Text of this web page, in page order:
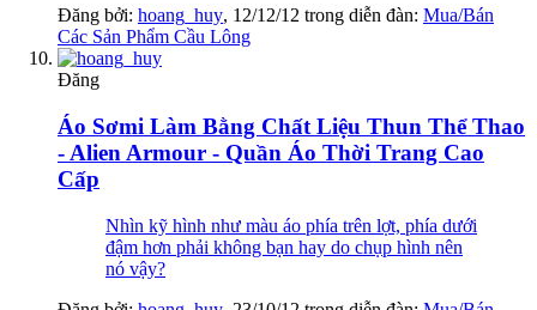
Đăng bởi: hoang_huy, 12/12/12 trong diễn đàn: Mua/Bán
Các Sản Phẩm Cầu Lông
Đăng
Áo Sơmi Làm Bằng Chất Liệu Thun Thể Thao
- Alien Armour - Quần Áo Thời Trang Cao
Cấp
Nhìn kỹ hình như màu áo phía trên lợt, phía dưới
đậm hơn phải không bạn hay do chụp hình nên
nó vậy?